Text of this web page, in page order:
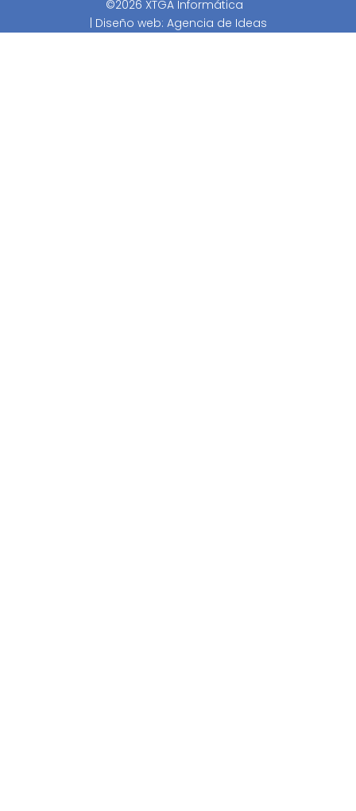
©2026 XTGA Informática
| Diseño web: Agencia de Ideas